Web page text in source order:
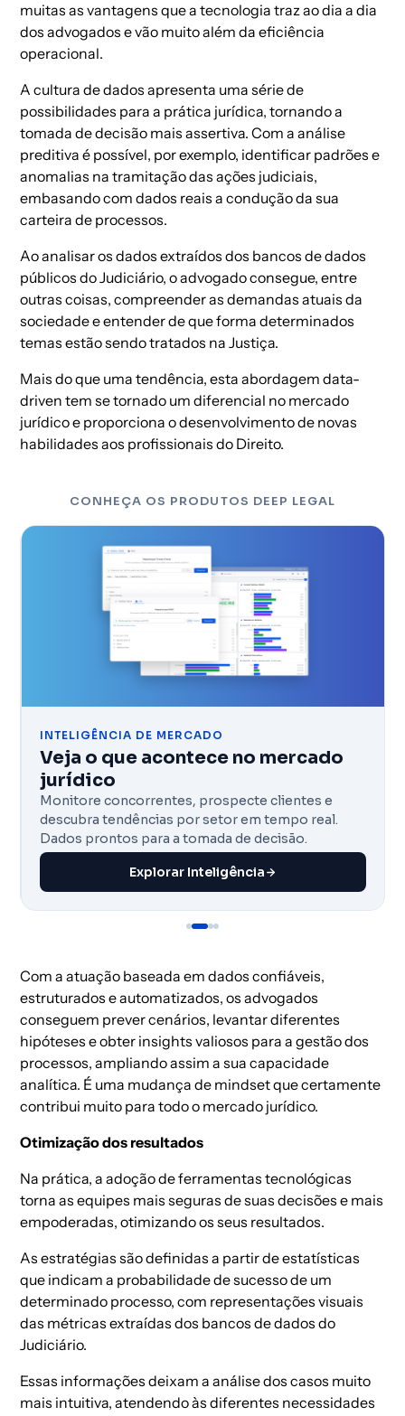
muitas as vantagens que a tecnologia traz ao dia a dia
dos advogados e vão muito além da eficiência
operacional.
A cultura de dados apresenta uma série de
possibilidades para a prática jurídica, tornando a
tomada de decisão mais assertiva. Com a análise
preditiva é possível, por exemplo, identificar padrões e
anomalias na tramitação das ações judiciais,
embasando com dados reais a condução da sua
carteira de processos.
Ao analisar os dados extraídos dos bancos de dados
públicos do Judiciário, o advogado consegue, entre
outras coisas, compreender as demandas atuais da
sociedade e entender de que forma determinados
temas estão sendo tratados na Justiça.
Mais do que uma tendência, esta abordagem data-
driven tem se tornado um diferencial no mercado
jurídico e proporciona o desenvolvimento de novas
habilidades aos profissionais do Direito.
CONHEÇA OS PRODUTOS DEEP LEGAL
INTELIGÊNCIA DE MERCADO
Veja o que acontece no mercado
jurídico
Monitore concorrentes, prospecte clientes e
descubra tendências por setor em tempo real.
Dados prontos para a tomada de decisão.
Explorar Inteligência
Com a atuação baseada em dados confiáveis,
estruturados e automatizados, os advogados
conseguem prever cenários, levantar diferentes
hipóteses e obter insights valiosos para a gestão dos
processos, ampliando assim a sua capacidade
analítica. É uma mudança de mindset que certamente
contribui muito para todo o mercado jurídico.
Otimização dos resultados
Na prática, a adoção de ferramentas tecnológicas
torna as equipes mais seguras de suas decisões e mais
empoderadas, otimizando os seus resultados.
As estratégias são definidas a partir de estatísticas
que indicam a probabilidade de sucesso de um
determinado processo, com representações visuais
das métricas extraídas dos bancos de dados do
Judiciário.
Essas informações deixam a análise dos casos muito
mais intuitiva, atendendo às diferentes necessidades